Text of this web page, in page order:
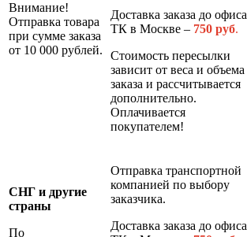
Внимание!
Отправка товара
при сумме заказа
от 10 000 рублей.
Доставка заказа до офиса
ТК в Москве – 750 руб.
Стоимость пересылки
зависит от веса и объема
заказа и рассчитывается
дополнительно.
Оплачивается
покупателем!
СНГ и другие
страны
По
Отправка транспортной
компанией по выбору
заказчика.
Доставка заказа до офиса